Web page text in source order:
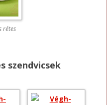
rétes
szendvicsek